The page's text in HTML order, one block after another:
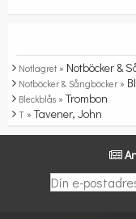
Notlagret » Notböcker &
Notböcker & Sångböcker »
Bleckblås » Trombon
T » Tavener, John